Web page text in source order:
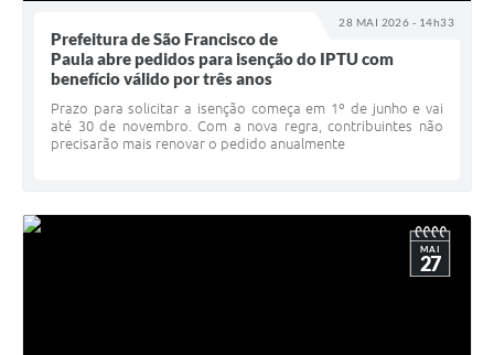
28 MAI 2026 - 14h33
Prefeitura de São Francisco de
Paula abre pedidos para isenção do IPTU com
benefício válido por três anos
Prazo para solicitar a isenção começa em 1º de junho e vai
até 30 de novembro. Com a nova regra, contribuintes não
precisarão mais renovar o pedido anualmente
MAI
27